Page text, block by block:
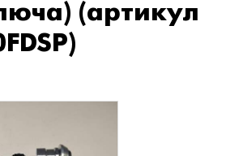
(артикул